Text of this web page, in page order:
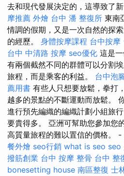
去和現代發展決定的，這導致了
摩推薦 外燴 台中 潘 整復所 東南
情調的假期，又是一次自然的探
的經歷。 身體按摩課程 台中按摩
台中 中清路 按摩 seo優化 這是
有兩個截然不同的群體可以分割
旅程，而是乘客的利益。 台中泡
薦用書 有些人只想要放鬆，拳打
越多的景點的不斷運動而放鬆。
進行預先編織的編織計劃小組旅
要貴得多。 亞洲可幫助您參加您
高質量旅程的難以置信的價格。 -
餐外燴 seo行銷 what is seo seo
撥筋創業 台中 按摩 整骨 台中 整
bonesetting house 南區整復 士